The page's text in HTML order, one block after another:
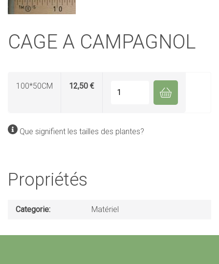
CAGE A CAMPAGNOL
100*50CM 12,50 €
Que signifient les tailles des plantes?
Propriétés
Categorie Matériel